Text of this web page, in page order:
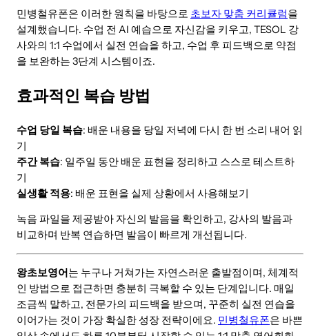
민병철유폰은 이러한 원칙을 바탕으로 초보자 맞춤 커리큘럼을
설계했습니다. 수업 전 AI 예습으로 자신감을 키우고, TESOL 강
사와의 1:1 수업에서 실전 연습을 하고, 수업 후 피드백으로 약점
을 보완하는 3단계 시스템이죠.
효과적인 복습 방법
수업 당일 복습: 배운 내용을 당일 저녁에 다시 한 번 소리 내어 읽
기
주간 복습: 일주일 동안 배운 표현을 정리하고 스스로 테스트하
기
실생활 적용: 배운 표현을 실제 상황에서 사용해보기
녹음 파일을 제공받아 자신의 발음을 확인하고, 강사의 발음과
비교하며 반복 연습하면 발음이 빠르게 개선됩니다.
왕초보영어는 누구나 거쳐가는 자연스러운 출발점이며, 체계적
인 방법으로 접근하면 충분히 극복할 수 있는 단계입니다. 매일
조금씩 말하고, 전문가의 피드백을 받으며, 꾸준히 실전 연습을
이어가는 것이 가장 확실한 성장 전략이에요. 민병철유폰은 바쁜